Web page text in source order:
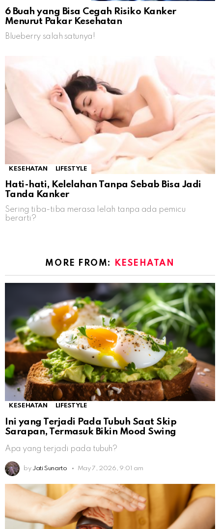
6 Buah yang Bisa Cegah Risiko Kanker
Menurut Pakar Kesehatan
Blueberry salah satunya!
KESEHATAN LIFESTYLE
Hati-hati, Kelelahan Tanpa Sebab Bisa Jadi
Tanda Kanker
Sering tiba-tiba merasa lelah tanpa ada pemicu
berarti?
MORE FROM: KESEHATAN
KESEHATAN LIFESTYLE
Ini yang Terjadi Pada Tubuh Saat Skip
Sarapan, Termasuk Bikin Mood Swing
Apa yang terjadi pada tubuh?
by Jati Sunarto May 7, 2026, 9:01 am